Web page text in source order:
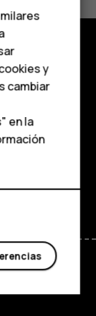
y
cambiar
en la